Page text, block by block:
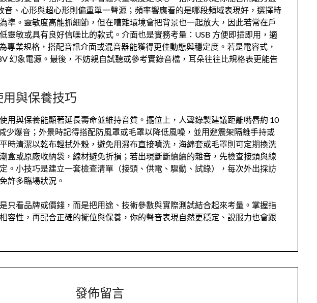
、心形與超心形則偏重單一聲源；頻率響應看的是哪段頻域表現好，選擇時
準。靈敏度高能抓細節，但在嘈雜環境會把背景也一起放大，因此若常在戶
靈敏或具有良好信噪比的款式。介面也是實務考量：USB 方便即插即用，適
專業規格，搭配音訊介面或混音器能獲得更佳動態與穩定度。若是電容式，
幻象電源。最後，不妨親自試聽或參考實錄音檔，耳朵往往比規格表更能告
與保養技巧
用與保養能顯著延長壽命並維持音質。擺位上，人聲錄製建議距離嘴唇約 10
少爆音；外景時記得搭配防風罩或毛罩以降低風噪，並用避震架隔離手持或
時清潔以乾布輕拭外殼，避免用濕布直接噴洗，海綿套或毛罩則可定期換洗
盒或原廠收納袋，線材避免折損；若出現斷斷續續的雜音，先檢查接頭與線
。小技巧是建立一套檢查清單（接頭、供電、驅動、試錄），每次外出採訪
許多臨場狀況。
只看品牌或價錢，而是把用途、技術參數與實際測試結合起來考量。掌握指
容性，再配合正確的擺位與保養，你的聲音表現自然更穩定、說服力也會跟
發佈留言